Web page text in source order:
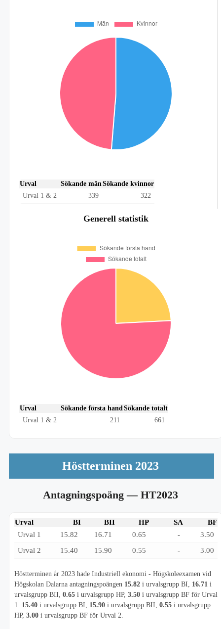
Urval Sökande mänSökande kvinnor
Urval 1 & 2
339 322
Generell statistik
Urval Sökande första handSökande totalt
Urval 1 & 2
211 661
Höstterminen 2023
Antagningspoäng— HT2023
Urval BI BII HP SA
BF
Urval 1
15.82 16.71 0.65 -
3.50
Urval 2
15.40 15.90 0.55 - 3.00
Höstterminen år 2023 hade Industriell ekonomi - Högskoleexamen vid
Högskolan Dalarna antagningspoängen 15.82 i urvalsgrupp BI, 16.71 i
urvalsgrupp BII, 0.65 i urvalsgrupp HP, 3.50 i urvalsgrupp BF för Urval
1. 15.40 i urvalsgrupp BI, 15.90 i urvalsgrupp BII, 0.55 i urvalsgrupp
HP, 3.00 i urvalsgrupp BF för Urval 2.